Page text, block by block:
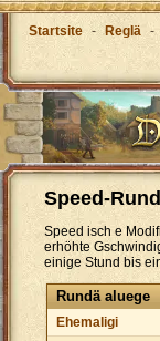
Startsite - Reglä -
Speed-
Speed isch e
erhöhte
einige Stund bis
Rundä aluege
Ehemaligi